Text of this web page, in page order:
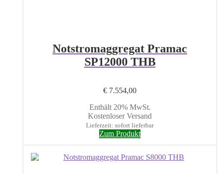
Notstromaggregat Pramac
SP12000 THB
€ 7.554,00
Enthält 20% MwSt.
Kostenloser Versand
Lieferzeit: sofort lieferbar
Zum Produkt